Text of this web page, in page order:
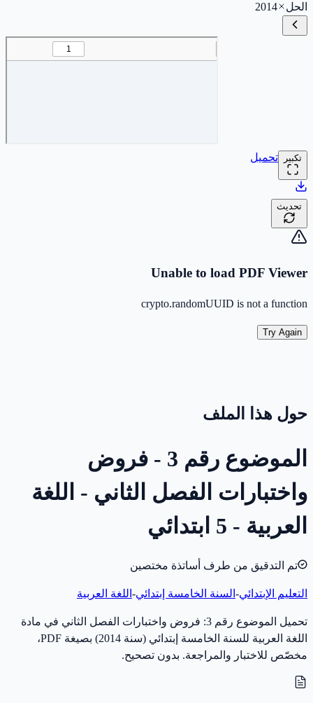
الحل
2014
تكبير تحميل
تحديث
Unable to load PDF Viewer
crypto.randomUUID is not a function
Try Again
حول هذا الملف
الموضوع رقم 3 - فروض
واختبارات الفصل الثاني - اللغة
العربية - 5 ابتدائي
تم التدقيق من طرف أساتذة مختصين
التعليم الإبتدائي- السنة الخامسة إبتدائي- اللغة العربية
تحميل الموضوع رقم 3: فروض واختبارات الفصل الثاني في مادة
اللغة العربية للسنة الخامسة إبتدائي (سنة 2014) بصيغة PDF،
مخصّص للاختبار والمراجعة. بدون تصحيح.